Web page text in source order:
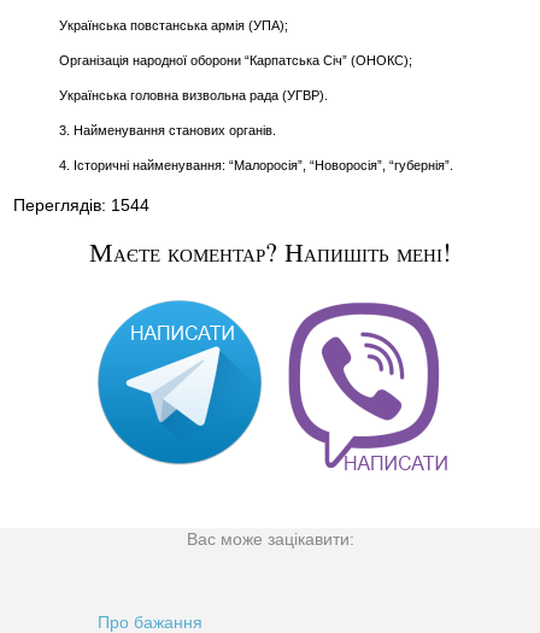
Українська повстанська армія (УПА);
Організація народної оборони “Карпатська Січ” (ОНОКС);
Українська головна визвольна рада (УГВР).
3. Найменування станових органів.
4. Історичні найменування: “Малоросія”, “Новоросія”, “губернія”.
Переглядів: 1544
Маєте коментар? Напишіть мені!
Вас може зацікавити:
Про бажання